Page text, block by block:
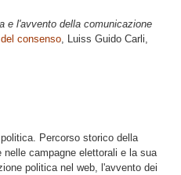
e l'avvento della comunicazione
consenso, Luiss Guido Carli,
Percorso storico della
nelle campagne elettorali e la sua
politica nel web, l'avvento dei